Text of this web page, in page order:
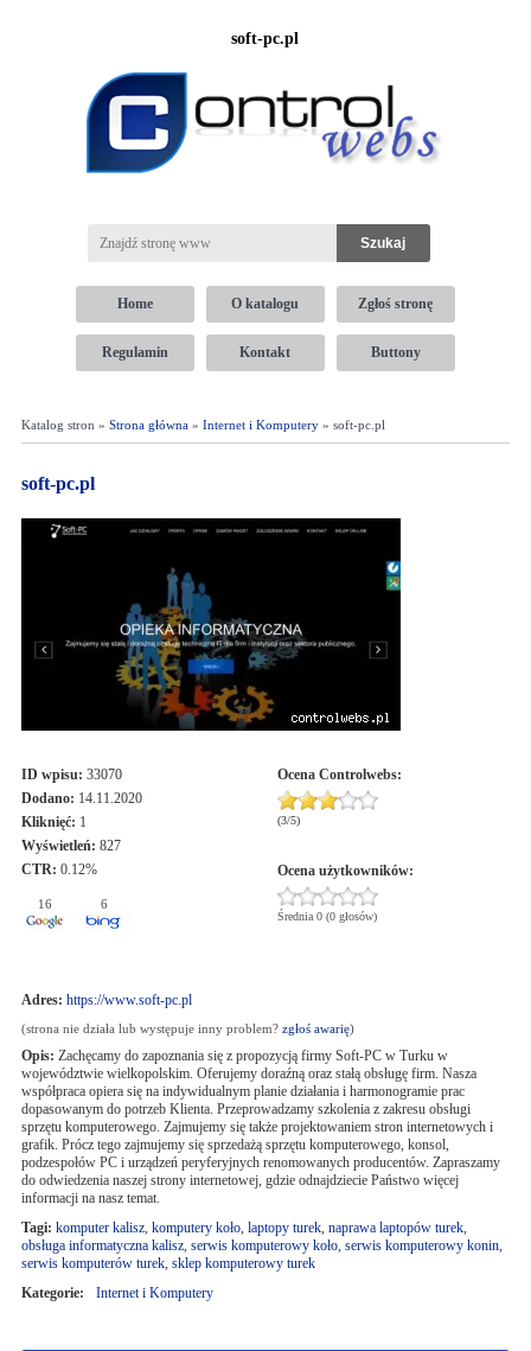
soft-pc.pl
Home O katalogu Zgłoś stronę
Regulamin Kontakt Buttony
Katalog stron » Strona główna» Internet i Komputery» soft-pc.pl
soft-pc.pl
ID wpisu: 33070
Dodano: 14.11.2020
Kliknięć: 1
Wyświetleń: 827
CTR: 0.12%
16 6
Ocena Controlwebs:
(3/5)
Ocena użytkowników:
Średnia 0 (0 głosów)
Adres: https://www.soft-pc.pl
(strona nie działa lub występuje inny problem? zgłoś awarię)
Opis: Zachęcamy do zapoznania się z propozycją firmy Soft-PC w Turku w
województwie wielkopolskim. Oferujemy doraźną oraz stałą obsługę firm. Nasza
współpraca opiera się na indywidualnym planie działania i harmonogramie prac
dopasowanym do potrzeb Klienta. Przeprowadzamy szkolenia z zakresu obsługi
sprzętu komputerowego. Zajmujemy się także projektowaniem stron internetowych i
grafik. Prócz tego zajmujemy się sprzedażą sprzętu komputerowego, konsol,
podzespołów PC i urządzeń peryferyjnych renomowanych producentów. Zapraszamy
do odwiedzenia naszej strony internetowej, gdzie odnajdziecie Państwo więcej
informacji na nasz temat.
Tagi: komputer kalisz, komputery koło, laptopy turek, naprawa laptopów turek,
obsługa informatyczna kalisz, serwis komputerowy koło, serwis komputerowy konin,
serwis komputerów turek, sklep komputerowy turek
Kategorie:
Internet i Komputery